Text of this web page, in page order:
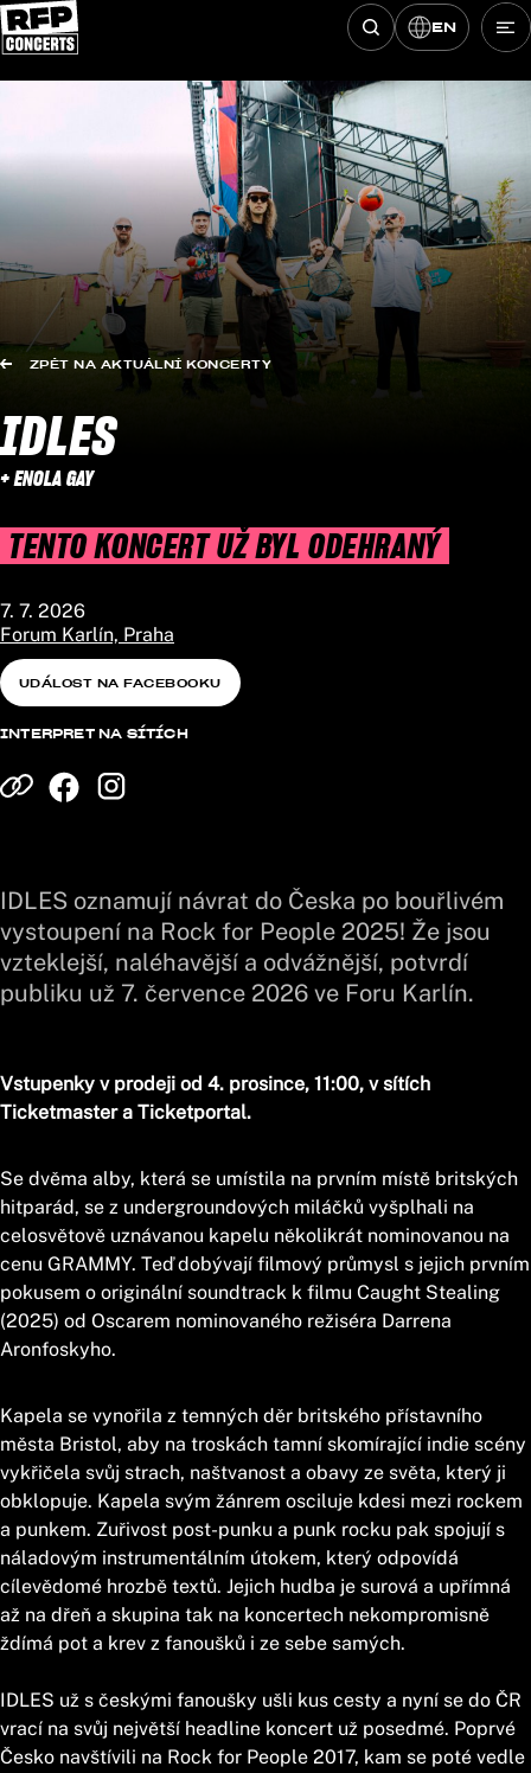
Hledat koncerty
EN
ZPĚT NA AKTUÁLNÍ KONCERTY
IDLES
+ ENOLA GAY
TENTO KONCERT UŽ BYL ODEHRANÝ
7. 7. 2026
Forum Karlín, Praha
UDÁLOST NA FACEBOOKU
INTERPRET NA SÍTÍCH
IDLES oznamují návrat do Česka po bouřlivém
vystoupení na Rock for People 2025! Že jsou
vzteklejší, naléhavější a odvážnější, potvrdí
publiku už 7. července 2026 ve Foru Karlín.
Vstupenky v prodeji od 4. prosince, 11:00, v sítích
Ticketmaster a Ticketportal.
Se dvěma alby, která se umístila na prvním místě britských
hitparád, se z undergroundových miláčků vyšplhali na
celosvětově uznávanou kapelu několikrát nominovanou na
cenu GRAMMY. Teď dobývají filmový průmysl s jejich prvním
pokusem o originální soundtrack k filmu Caught Stealing
(2025) od Oscarem nominovaného režiséra Darrena
Aronfoskyho.
Kapela se vynořila z temných děr britského přístavního
města Bristol, aby na troskách tamní skomírající indie scény
vykřičela svůj strach, naštvanost a obavy ze světa, který ji
obklopuje. Kapela svým žánrem osciluje kdesi mezi rockem
a punkem. Zuřivost post-punku a punk rocku pak spojují s
náladovým instrumentálním útokem, který odpovídá
cílevědomé hrozbě textů. Jejich hudba je surová a upřímná
až na dřeň a skupina tak na koncertech nekompromisně
ždímá pot a krev z fanoušků i ze sebe samých.
IDLES už s českými fanoušky ušli kus cesty a nyní se do ČR
vrací na svůj největší headline koncert už posedmé. Poprvé
Česko navštívili na Rock for People 2017, kam se poté vedle